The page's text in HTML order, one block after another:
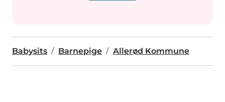
Babysits Barnepige Allerød Kommune